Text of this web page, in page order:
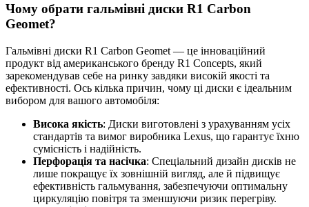
Чому обрати гальмівні диски R1 Carbon
Geomet?
Гальмівні диски R1 Carbon Geomet — це інноваційний
продукт від американського бренду R1 Concepts, який
зарекомендував себе на ринку завдяки високій якості та
ефективності. Ось кілька причин, чому ці диски є ідеальним
вибором для вашого автомобіля:
Висока якість: Диски виготовлені з урахуванням усіх
стандартів та вимог виробника Lexus, що гарантує їхню
сумісність і надійність.
Перфорація та насічка: Спеціальний дизайн дисків не
лише покращує їх зовнішній вигляд, але й підвищує
ефективність гальмування, забезпечуючи оптимальну
циркуляцію повітря та зменшуючи ризик перегріву.